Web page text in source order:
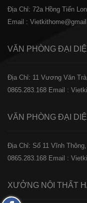
Địa Chỉ: 72a Hồng Tiến
Email :
VĂN PHÒNG ĐẠI
Địa Chỉ: 11 Vương Văn
0865.283.168 Email :
VĂN PHÒNG ĐẠI
Địa Chỉ: Số 11 Vĩnh
0865.283.168 Email :
XƯỞNG NỘI THẤT